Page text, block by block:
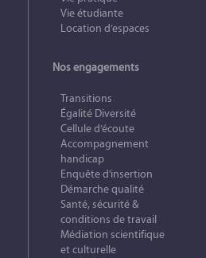
Vie étudiante
Location d’espaces
Nos engagements
Transitions
Égalité Diversité
Cellule d’écoute
Accompagnement
handicap
Enquête d’insertion
Démarche qualité
Santé, sécurité &
conditions de travail
Médiation scientifique
et culturelle